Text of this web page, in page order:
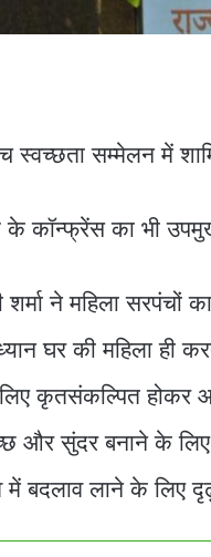
स्वच्छता सम्मेलन में
कॉन्फ्रेंस का भी
शर्मा ने महिला सरपंचों
ध्यान घर की महिला
कृतसंकल्पित होकर
और सुंदर बनाने के
में बदलाव लाने के लिए